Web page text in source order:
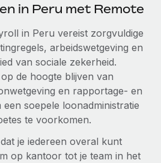
in Peru met Remote
in Peru vereist zorgvuldige
arbeidswetgeving en
van sociale zekerheid.
de hoogte blijven van
en rapportage- en
soepele loonadministratie
te voorkomen.
je iedereen overal kunt
op kantoor tot je team in het